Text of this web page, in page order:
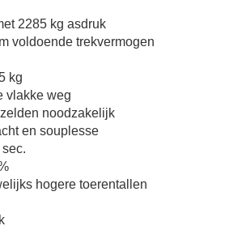
2285 kg asdruk
voldoende trekvermogen
kg
vlakke weg
noodzakelijk
en souplesse
hogere toerentallen